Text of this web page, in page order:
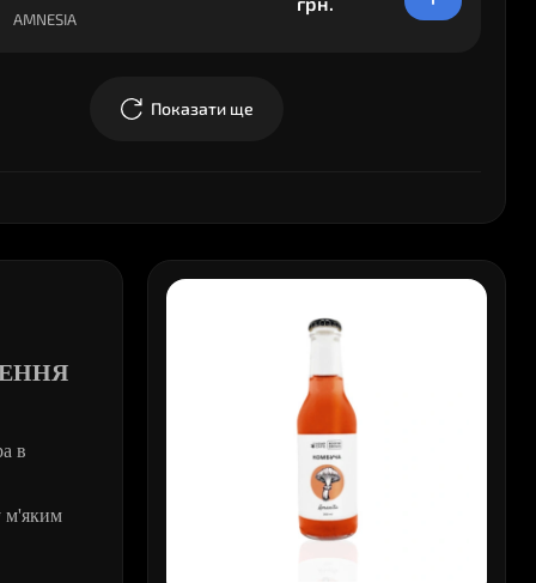
AMNESIA
Показати ще
в
м'яким